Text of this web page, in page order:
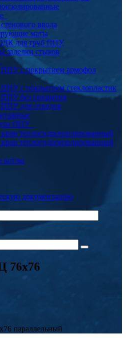
ввода
маты
для труб ППУ
заделки стыков
ППУ с покрытием армофол
с покрытием стеклопластик
ППУ без покрытия
для отводов
ППУ
теплогидроизолированный
теплогидроизолированный
котлы
документацию
76x76
параллельный